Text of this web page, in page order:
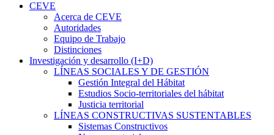
CEVE
Acerca de CEVE
Autoridades
Equipo de Trabajo
Distinciones
Investigación y desarrollo (I+D)
LÍNEAS SOCIALES Y DE GESTIÓN
Gestión Integral del Hábitat
Estudios Socio-territoriales del hábitat
Justicia territorial
LÍNEAS CONSTRUCTIVAS SUSTENTABLES
Sistemas Constructivos